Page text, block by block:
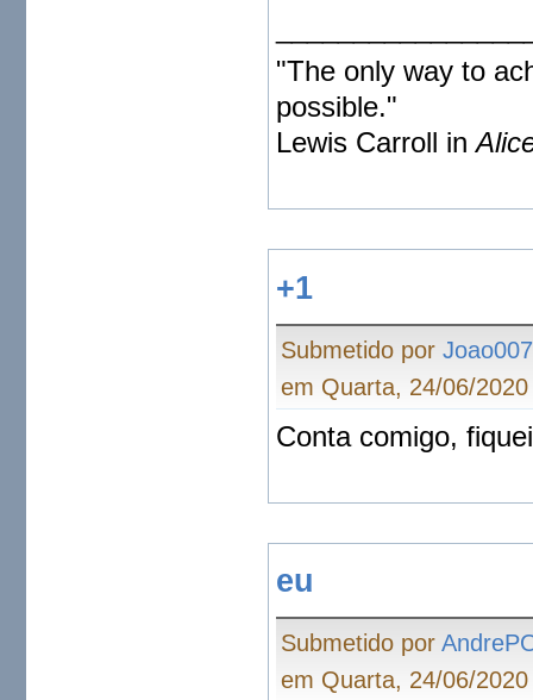
"The only way to
possible."
Lewis Carroll in
+1
Submetido porJoao007
em Quarta, 24/06/
Conta comigo,
eu
Submetido por
em Quarta, 24/06/